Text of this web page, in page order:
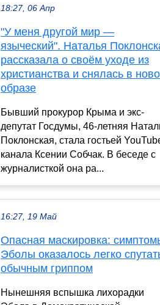
18:27, 06 Апр
"У меня другой мир —
языческий". Наталья
рассказала о своём уходе из
христианства и снялась в
образе
Бывший прокурор Крыма и экс-
депутат Госдумы, 46-летняя
Поклонская, стала гостьей
канала Ксении Собчак. В беседе с
журналисткой она ра...
16:27, 19 Май
Опасная маскировка:
Эболы оказалось легко
обычным гриппом
Нынешняя вспышка лихорадки